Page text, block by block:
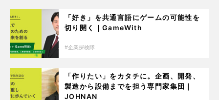
「好き」を共通言語にゲームの可能性を
切り開く｜GameWith
企業探検隊
「作りたい」をカタチに。企画、開発、
製造から設備までを担う専門家集団｜
JOHNAN